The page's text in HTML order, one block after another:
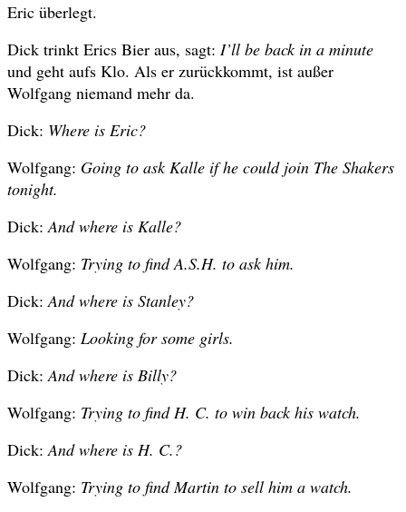
Eric überlegt.
Dick trinkt Erics Bier aus, sagt: I’ll be back in a minute
und geht aufs Klo. Als er zurückkommt, ist außer
Wolfgang niemand mehr da.
Dick: Where is Eric?
Wolfgang: Going to ask Kalle if he could join The Shakers
tonight.
Dick:And where is Kalle?
Wolfgang: Trying to find A.S.H. to ask him.
Dick:And where is Stanley?
Wolfgang: Looking for some girls.
Dick:And where is Billy?
Wolfgang: Trying to find H. C. to win back his watch.
Dick:And where is H. C.?
Wolfgang: Trying to find Martin to sell him a watch.